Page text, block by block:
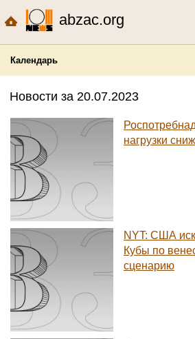
abzac.org
Календарь
Новости за 20.07.2023
нагрузки
NYT: США
Кубы по
сценарию